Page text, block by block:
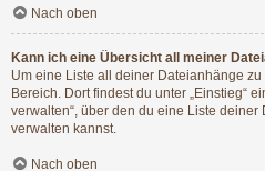
Nach oben
Kann ich eine Übersicht all meiner
Um eine Liste all deiner Dateianhänge
Bereich. Dort findest du unter „Einstieg“
verwalten“, über den du eine Liste
verwalten kannst.
Nach oben